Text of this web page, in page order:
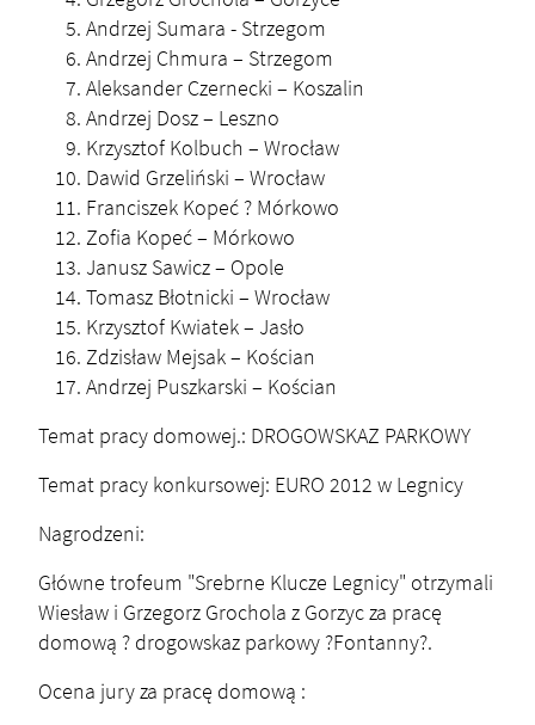
Andrzej Sumara - Strzegom
Andrzej Chmura – Strzegom
Aleksander Czernecki – Koszalin
Andrzej Dosz – Leszno
Krzysztof Kolbuch – Wrocław
Dawid Grzeliński – Wrocław
Franciszek Kopeć ? Mórkowo
Zofia Kopeć – Mórkowo
Janusz Sawicz – Opole
Tomasz Błotnicki – Wrocław
Krzysztof Kwiatek – Jasło
Zdzisław Mejsak – Kościan
Andrzej Puszkarski – Kościan
Temat pracy domowej.: DROGOWSKAZ PARKOWY
Temat pracy konkursowej: EURO 2012 w Legnicy
Nagrodzeni:
Główne trofeum "Srebrne Klucze Legnicy" otrzymali
Wiesław i Grzegorz Grochola z Gorzyc za pracę
domową ? drogowskaz parkowy ?Fontanny?.
Ocena jury za pracę domową :